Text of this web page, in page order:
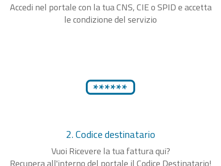
Accedi nel portale con la tua CNS, CIE o SPID e accetta
le condizione del servizio
2. Codice destinatario
Vuoi Ricevere la tua fattura qui?
Recupera all'interno del portale il Codice Destinatario!